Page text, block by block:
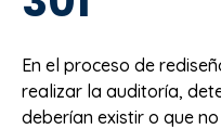
En el proceso de
realizar la auditoría,
deberían existir o que